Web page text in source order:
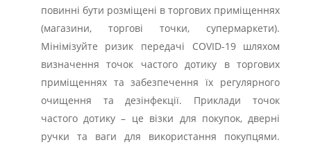
повинні бути розміщені в торгових приміщеннях
(магазини, торгові точки, супермаркети).
Мінімізуйте ризик передачі COVID-19 шляхом
визначення точок частого дотику в торгових
приміщеннях та забезпечення їх регулярного
очищення та дезінфекції. Приклади точок
частого дотику – це візки для покупок, дверні
ручки та ваги для використання покупцями.